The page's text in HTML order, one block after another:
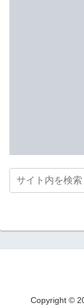
Copyright ©